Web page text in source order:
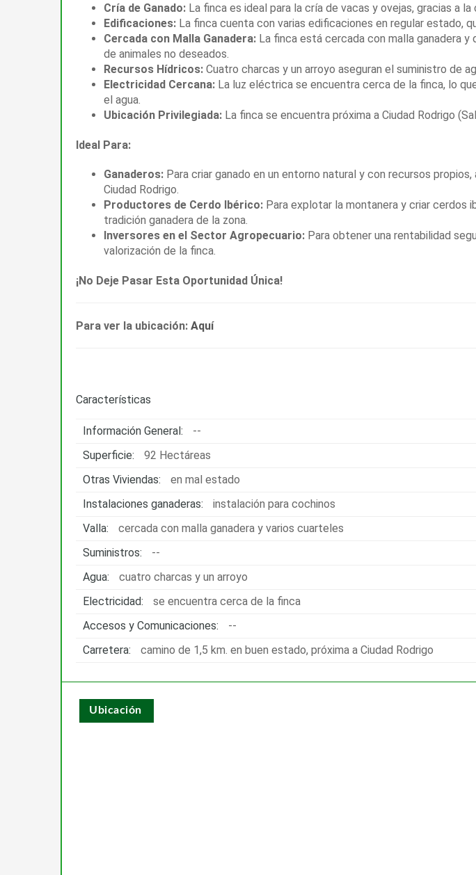
Cría de Ganado: La finca es ideal para la cría de vacas y ovejas, gracias a
Edificaciones: La finca cuenta con varias edificaciones en regular estado,
Cercada con Malla Ganadera: La finca está cercada con malla ganadera
de animales no deseados.
Recursos Hídricos: Cuatro charcas y un arroyo aseguran el suministro de
Electricidad Cercana: La luz eléctrica se encuentra cerca de la finca, lo
el agua.
Ubicación Privilegiada: La finca se encuentra próxima a Ciudad Rodrigo
Ideal Para:
Ganaderos: Para criar ganado en un entorno natural y con recursos
Ciudad Rodrigo.
Productores de Cerdo Ibérico: Para explotar la montanera y criar cerdos
tradición ganadera de la zona.
Inversores en el Sector Agropecuario: Para obtener una rentabilidad
valorización de la finca.
¡No Deje Pasar Esta Oportunidad Única!
Para ver la ubicación: Aquí
Características
Información General:
--
Superficie:
92 Hectáreas
Otras Viviendas:
en mal estado
Instalaciones ganaderas:
instalación para cochinos
Valla:
cercada con malla ganadera y varios cuarteles
Suministros:
--
Agua:
cuatro charcas y un arroyo
Electricidad:
se encuentra cerca de la finca
Accesos y Comunicaciones:
--
Carretera:
camino de 1,5 km. en buen estado, próxima a Ciudad Rodrigo
Ubicación